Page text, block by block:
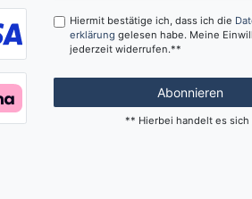
Hiermit bestätige ich, dass ich die
erklärung gelesen habe. Meine
jederzeit widerrufen.**
Abonnieren
** Hierbei handelt es